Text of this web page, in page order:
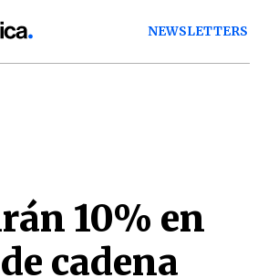
NEWSLETTERS
10% en
cadena